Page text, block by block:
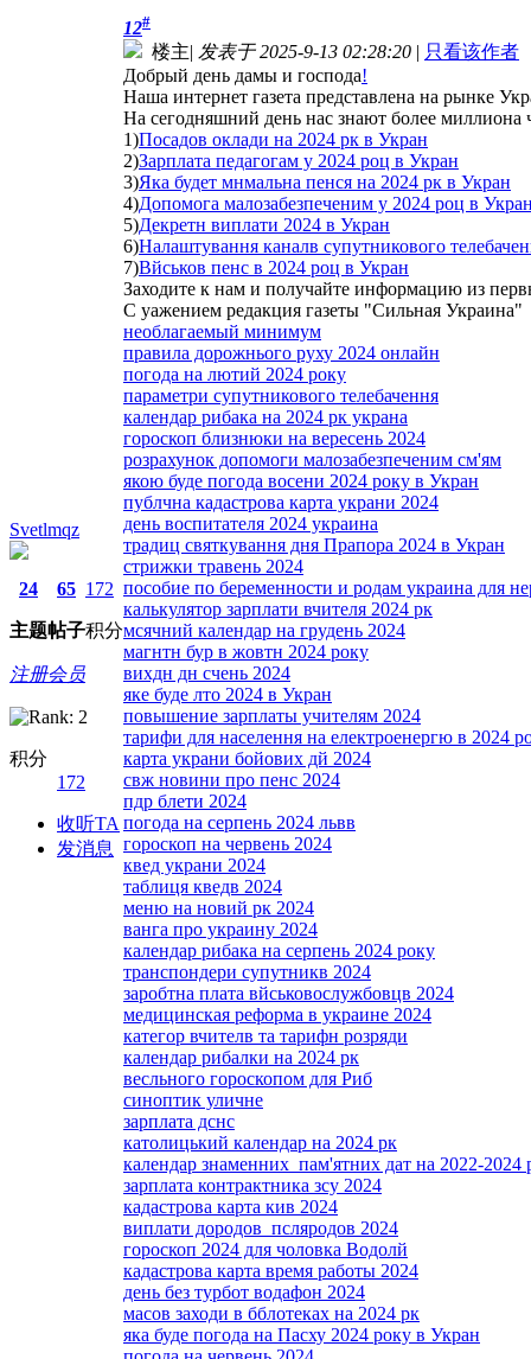
Svetlmqz
24
主题
65
帖子
172
积分
注册会员
积分
172
收听TA
发消息
12#
楼主| 发表于 2025-9-13 02:28:20 | 只看该作者
Добрый день дамы и господа!
Наша интернет газета представлена на рынке
На сегодняшний день нас знают более миллиона
1)Посадов оклади на 2024 рк в Укран
2)Зарплата педагогам у 2024 роц в Укран
3)Яка будет мнмальна пенся на 2024 рк в Укран
4)Допомога малозабезпеченим у 2024 роц в
5)Декретн виплати 2024 в Укран
6)Налаштування каналв супутникового
7)Вйськов пенс в 2024 роц в Укран
Заходите к нам и получайте информацию из
С уажением редакция газеты "Сильная Украина"
необлагаемый минимум
правила дорожнього руху 2024 онлайн
погода на лютий 2024 року
параметри супутникового телебачення
календар рибака на 2024 рк украна
гороскоп близнюки на вересень 2024
розрахунок допомоги малозабезпеченим см'ям
якою буде погода восени 2024 року в Укран
публчна кадастрова карта украни 2024
день воспитателя 2024 украина
традиц святкування дня Прапора 2024 в Укран
стрижки травень 2024
пособие по беременности и родам украина для
калькулятор зарплати вчителя 2024 рк
мсячний календар на грудень 2024
магнтн бур в жовтн 2024 року
вихдн дн счень 2024
яке буде лто 2024 в Укран
повышение зарплаты учителям 2024
тарифи для населення на електроенергю в 2024
карта украни бойових дй 2024
свж новини про пенс 2024
пдр блети 2024
погода на серпень 2024 львв
гороскоп на червень 2024
квед украни 2024
таблиця кведв 2024
меню на новий рк 2024
ванга про украину 2024
календар рибака на серпень 2024 року
транспондери супутникв 2024
заробтна плата вйськовослужбовцв 2024
медицинская реформа в украине 2024
категор вчителв та тарифн розряди
календар рибалки на 2024 рк
весльного гороскопом для Риб
синоптик уличне
зарплата дснс
католицький календар на 2024 рк
календар знаменних пам'ятних дат на 2022-2024
зарплата контрактника зсу 2024
кадастрова карта кив 2024
виплати дородов псляродов 2024
гороскоп 2024 для чоловка Водолй
кадастрова карта время работы 2024
день без турбот водафон 2024
масов заходи в бблотеках на 2024 рк
яка буде погода на Пасху 2024 року в Укран